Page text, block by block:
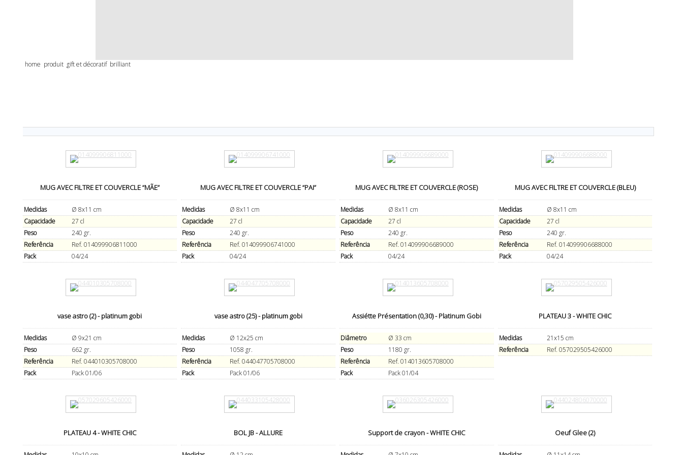
home produit gift et décoratif brilliant
MUG AVEC FILTRE ET COUVERCLE “MÃE”
Medidas
Ø 8x11 cm
Capacidade
27 cl
Peso
240 gr.
Referência
Ref. 014099906811000
Pack
04/24
MUG AVEC FILTRE ET COUVERCLE “PAI”
Medidas
Ø 8x11 cm
Capacidade
27 cl
Peso
240 gr.
Referência
Ref. 014099906741000
Pack
04/24
MUG AVEC FILTRE ET COUVERCLE (ROSE)
Medidas
Ø 8x11 cm
Capacidade
27 cl
Peso
240 gr.
Referência
Ref. 014099906689000
Pack
04/24
MUG AVEC FILTRE ET COUVERCLE (BLEU)
Medidas
Ø 8x11 cm
Capacidade
27 cl
Peso
240 gr.
Referência
Ref. 014099906688000
Pack
04/24
vase astro (2) - platinum gobi
Medidas
Ø 9x21 cm
Peso
662 gr.
Referência
Ref. 044010305708000
Pack
Pack 01/06
vase astro (25) - platinum gobi
Medidas
Ø 12x25 cm
Peso
1058 gr.
Referência
Ref. 044047705708000
Pack
Pack 01/06
Assiétte Présentation (0,30) - Platinum Gobi
Diâmetro
Ø 33 cm
Peso
1180 gr.
Referência
Ref. 014013605708000
Pack
Pack 01/04
PLATEAU 3 - WHITE CHIC
Medidas
21x15 cm
Referência
Ref. 057029505426000
PLATEAU 4 - WHITE CHIC BOL JB - ALLURE Support de crayon - WHITE CHIC Oeuf Glee (2)